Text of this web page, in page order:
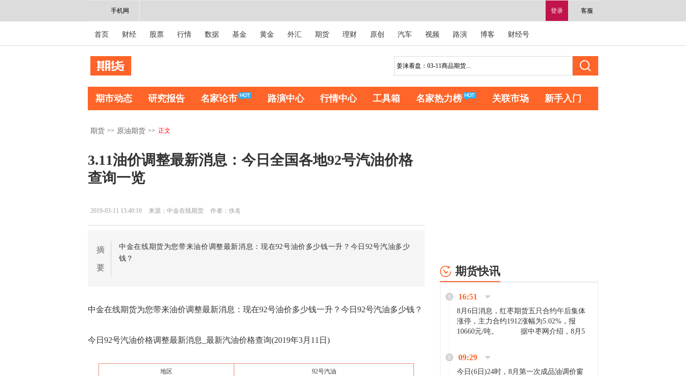
登录 客服
手机网
首页 财经 股票 行情 数据 基金 黄金 外汇 期货 理财 原创 汽车 视频 路演 博客 财经号
期市动态 研究报告 名家论市 路演中心 行情中心 工具箱 名家热力榜 关联市场 新手入门
期货 >> 原油期货 >> 正文
3.11油价调整最新消息：今日全国各地92号汽油价格
查询一览
2019-03-11 13:40:10 来源：中金在线期货 作者：佚名
摘
要
中金在线期货为您带来油价调整最新消息：现在92号油价多少钱一升？今日92号汽油多少
钱？
中金在线期货为您带来油价调整最新消息：现在92号油价多少钱一升？今日92号汽油多少钱？
今日92号汽油价格调整最新消息_最新汽油价格查询(2019年3月11日)
地区 92号汽油
期货快讯
16:51
8月6日消息，红枣期货五只合约午后集体
涨停，主力合约1912涨幅为5.02%，报
10660元/吨。 据中枣网介绍，8月5
家好货依旧惜售挺...
09:29
今日(6日)24时，8月第一次成品油调价窗